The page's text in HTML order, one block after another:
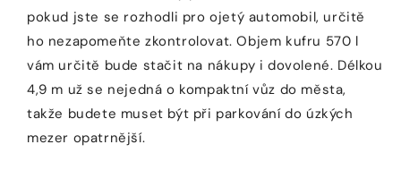
pokud jste se rozhodli pro ojetý automobil, určitě
ho nezapomeňte zkontrolovat. Objem kufru 570 l
vám určitě bude stačit na nákupy i dovolené. Délkou
4,9 m už se nejedná o kompaktní vůz do města,
takže budete muset být při parkování do úzkých
mezer opatrnější.